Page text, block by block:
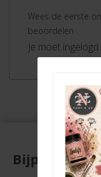
Wees de eerste
beoordelen
Je moet
Bijpassende